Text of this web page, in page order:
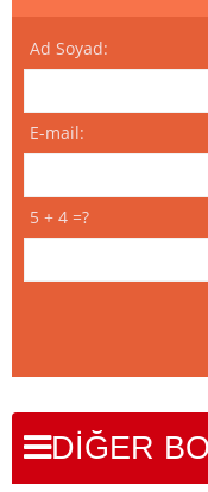
Ad Soyad:
E-mail:
5 + 4 =?
DİĞER